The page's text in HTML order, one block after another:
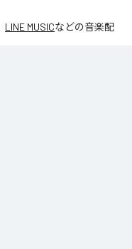
LINE MUSICなどの音楽配